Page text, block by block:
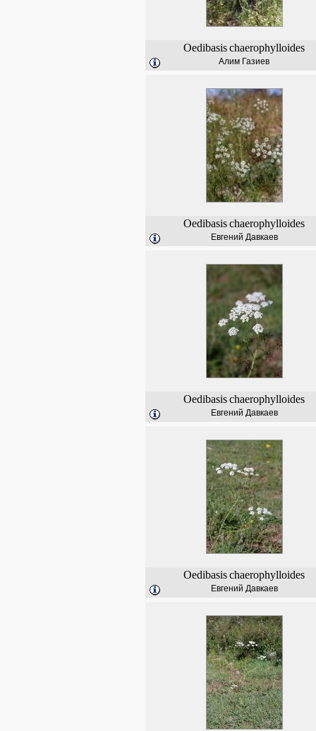
Oedibasischaerophylloides
Алим Газиев
Oedibasischaerophylloides
Евгений Давкаев
Oedibasischaerophylloides
Евгений Давкаев
Oedibasischaerophylloides
Евгений Давкаев